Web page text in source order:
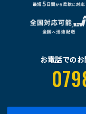
お電話での